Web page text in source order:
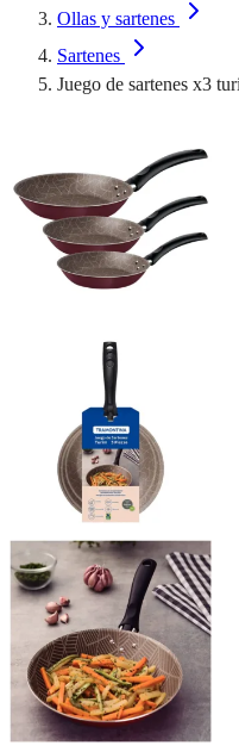
Ollas y sartenes
Sartenes
Juego de sartenes x3